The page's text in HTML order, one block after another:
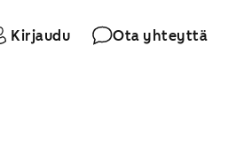
Kirjaudu Ota yhteyttä